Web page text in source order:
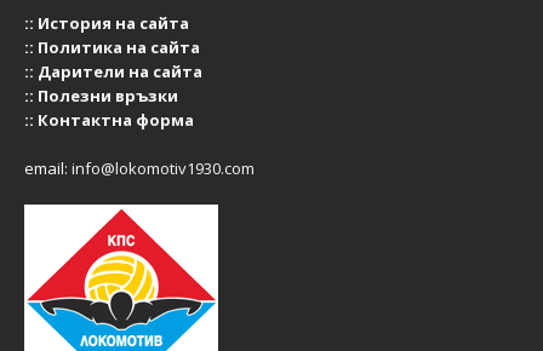
:: История на сайта
:: Политика на сайта
:: Дарители на сайта
:: Полезни връзки
:: Контактна форма
email: info@lokomotiv1930.com